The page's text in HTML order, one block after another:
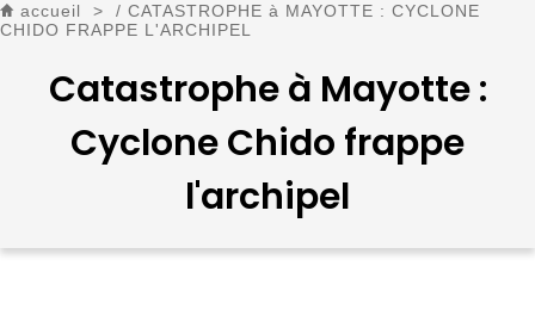
accueil >/ CATASTROPHE à MAYOTTE : CYCLONE
CHIDO FRAPPE L'ARCHIPEL
Catastrophe à Mayotte :
Cyclone Chido frappe
l'archipel